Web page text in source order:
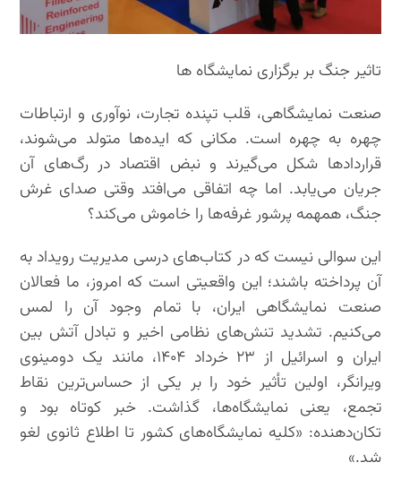
تاثیر جنگ بر برگزاری نمایشگاه ها
صنعت نمایشگاهی، قلب تپنده تجارت، نوآوری و ارتباطات
چهره به چهره است. مکانی که ایده‌ها متولد می‌شوند،
قراردادها شکل می‌گیرند و نبض اقتصاد در رگ‌های آن
جریان می‌یابد. اما چه اتفاقی می‌افتد وقتی صدای غرش
جنگ، همهمه پرشور غرفه‌ها را خاموش می‌کند؟
این سوالی نیست که در کتاب‌های درسی مدیریت رویداد به
آن پرداخته باشند؛ این واقعیتی است که امروز، ما فعالان
صنعت نمایشگاهی ایران، با تمام وجود آن را لمس
می‌کنیم. تشدید تنش‌های نظامی اخیر و تبادل آتش بین
ایران و اسرائیل از ۲۳ خرداد ۱۴۰۴، مانند یک دومینوی
ویرانگر، اولین تأثیر خود را بر یکی از حساس‌ترین نقاط
تجمع، یعنی نمایشگاه‌ها، گذاشت. خبر کوتاه بود و
تکان‌دهنده: «کلیه نمایشگاه‌های کشور تا اطلاع ثانوی لغو
شد.»